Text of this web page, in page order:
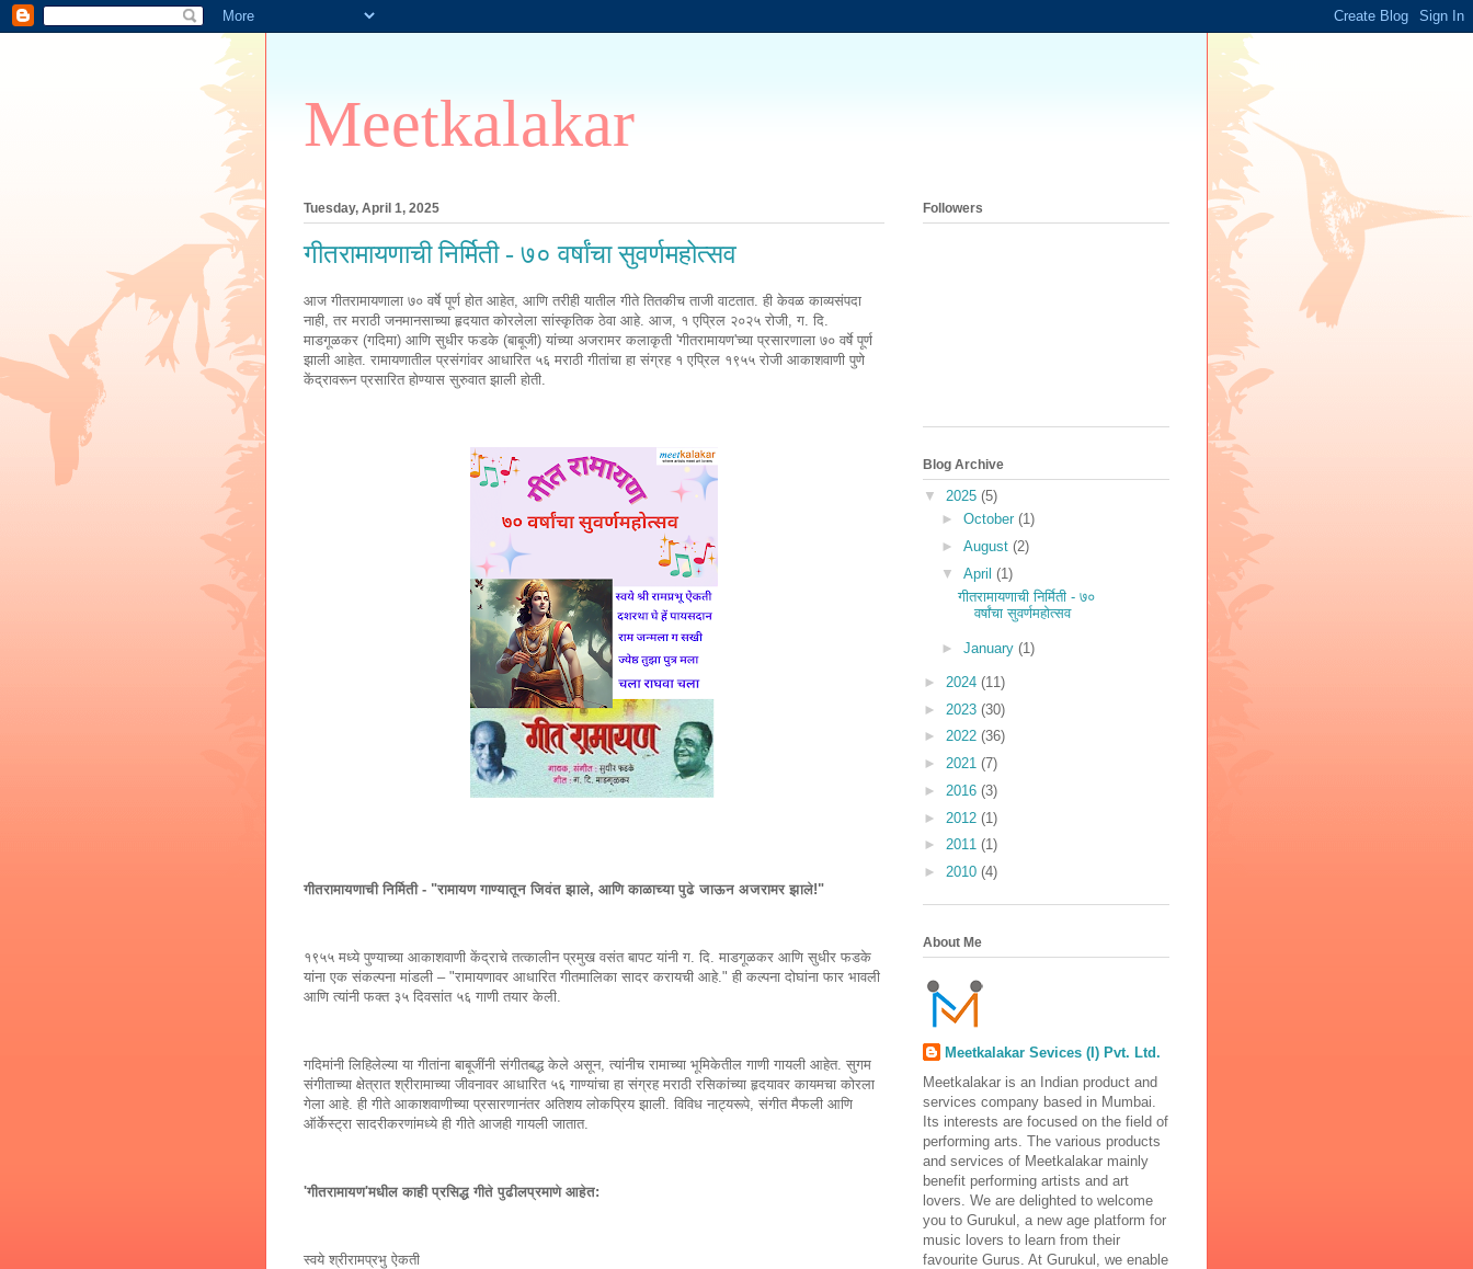
Meetkalakar
Tuesday, April 1, 2025
गीतरामायणाची निर्मिती - ७० वर्षांचा सुवर्णमहोत्सव
आज गीतरामायणाला ७० वर्षे पूर्ण होत आहेत, आणि तरीही यातील गीते तितकीच ताजी वाटतात. ही केवळ काव्यसंपदा
नाही, तर मराठी जनमानसाच्या हृदयात कोरलेला सांस्कृतिक ठेवा आहे. आज, १ एप्रिल २०२५ रोजी, ग. दि.
माडगूळकर (गदिमा) आणि सुधीर फडके (बाबूजी) यांच्या अजरामर कलाकृती 'गीतरामायण'च्या प्रसारणाला ७० वर्षे पूर्ण
झाली आहेत. रामायणातील प्रसंगांवर आधारित ५६ मराठी गीतांचा हा संग्रह १ एप्रिल १९५५ रोजी आकाशवाणी पुणे
केंद्रावरून प्रसारित होण्यास सुरुवात झाली होती.
गीतरामायणाची निर्मिती - "रामायण गाण्यातून जिवंत झाले, आणि काळाच्या पुढे जाऊन अजरामर झाले!"
१९५५ मध्ये पुण्याच्या आकाशवाणी केंद्राचे तत्कालीन प्रमुख वसंत बापट यांनी ग. दि. माडगूळकर आणि सुधीर फडके
यांना एक संकल्पना मांडली – "रामायणावर आधारित गीतमालिका सादर करायची आहे." ही कल्पना दोघांना फार भावली
आणि त्यांनी फक्त ३५ दिवसांत ५६ गाणी तयार केली.
गदिमांनी लिहिलेल्या या गीतांना बाबूजींनी संगीतबद्ध केले असून, त्यांनीच रामाच्या भूमिकेतील गाणी गायली आहेत. सुगम
संगीताच्या क्षेत्रात श्रीरामाच्या जीवनावर आधारित ५६ गाण्यांचा हा संग्रह मराठी रसिकांच्या हृदयावर कायमचा कोरला
गेला आहे. ही गीते आकाशवाणीच्या प्रसारणानंतर अतिशय लोकप्रिय झाली. विविध नाट्यरूपे, संगीत मैफली आणि
ऑर्केस्ट्रा सादरीकरणांमध्ये ही गीते आजही गायली जातात.
'गीतरामायण'मधील काही प्रसिद्ध गीते पुढीलप्रमाणे आहेत:
स्वये श्रीरामप्रभु ऐकती
Followers
Blog Archive
▼ 2025 (5)
► October (1)
► August (2)
▼ April (1)
गीतरामायणाची निर्मिती - ७०
वर्षांचा सुवर्णमहोत्सव
► January (1)
► 2024 (11)
► 2023 (30)
► 2022 (36)
► 2021 (7)
► 2016 (3)
► 2012 (1)
► 2011 (1)
► 2010 (4)
About Me
Meetkalakar Sevices (I) Pvt. Ltd.
Meetkalakar is an Indian product and
services company based in Mumbai.
Its interests are focused on the field of
performing arts. The various products
and services of Meetkalakar mainly
benefit performing artists and art
lovers. We are delighted to welcome
you to Gurukul, a new age platform for
music lovers to learn from their
favourite Gurus. At Gurukul, we enable